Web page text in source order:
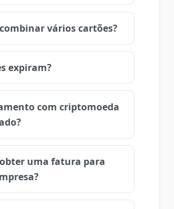
vários cartões?
expiram?
com criptomoeda
obter uma fatura para